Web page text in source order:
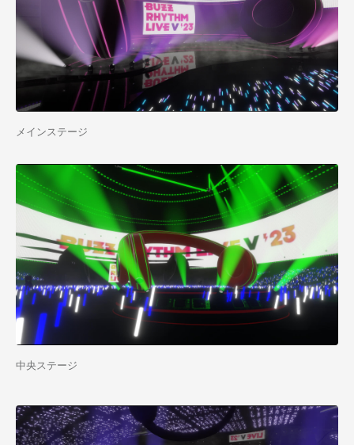
メインステージ
中央ステージ